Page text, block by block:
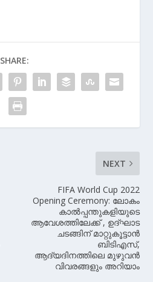
SHARE:
NEXT
FIFA World Cup 2022
Opening Ceremony: ലോകം
കാല്‍പ്പന്തുകളിയുടെ
ആവേശത്തിലേക്ക് , ഉദ്ഘാട
ചടങ്ങിന് മാറ്റുകൂട്ടാന്‍
ബിടിഎസ്,
ആദ്യദിനത്തിലെ മുഴുവന്‍
വിവരങ്ങളും അറിയാം